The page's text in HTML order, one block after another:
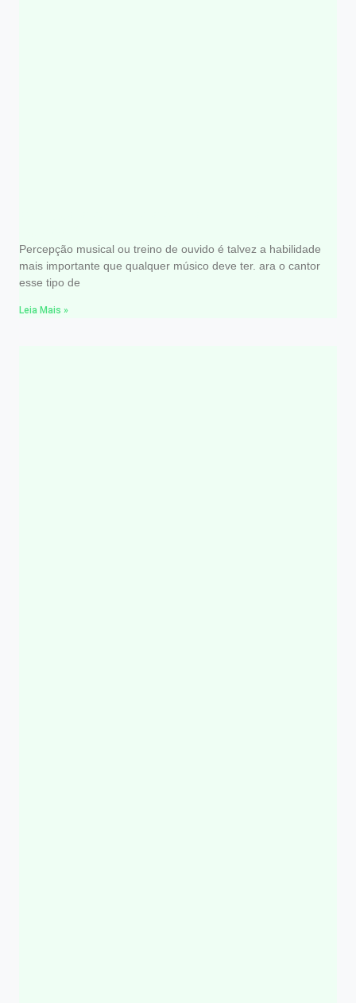
Percepção musical ou treino de ouvido é talvez a habilidade
mais importante que qualquer músico deve ter. ara o cantor
esse tipo de
Leia Mais »